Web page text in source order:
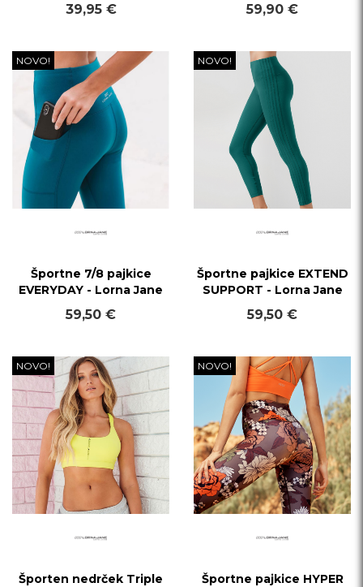
39,95 € 59,90 €
NOVO!
Športne 7/8 pajkice
EVERYDAY - Lorna Jane
59,50 €
NOVO!
Športne pajkice EXTEND
SUPPORT - Lorna Jane
59,50 €
NOVO!
Športen nedrček Triple
NOVO!
Športne pajkice HYPER